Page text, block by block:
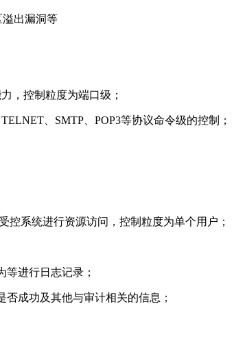
出漏洞等
，控制粒度为端口级；
、SMTP、POP3等协议命令级的控制；
系统进行资源访问，控制粒度为单个用户；
进行日志记录；
成功及其他与审计相关的信息；